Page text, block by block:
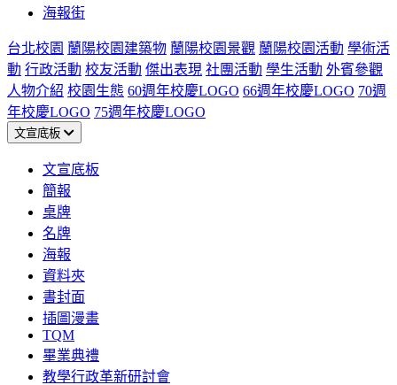
海報街
台北校園 蘭陽校園建築物 蘭陽校園景觀 蘭陽校園活動 學術活
動 行政活動 校友活動 傑出表現 社團活動 學生活動 外賓參觀
人物介紹 校園生態 60週年校慶LOGO 66週年校慶LOGO 70週
年校慶LOGO 75週年校慶LOGO
文宣底板
文宣底板
簡報
桌牌
名牌
海報
資料夾
書封面
插圖漫畫
TQM
畢業典禮
教學行政革新研討會